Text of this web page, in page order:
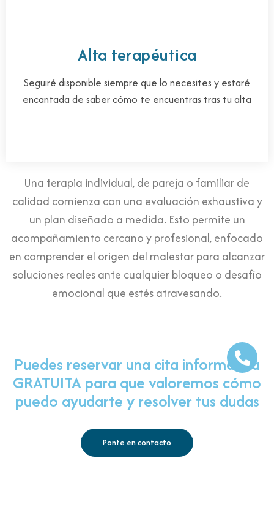
Alta terapéutica
Seguiré disponible siempre que lo necesites y estaré
encantada de saber cómo te encuentras tras tu alta
Una terapia individual, de pareja o familiar de
calidad comienza con una evaluación exhaustiva y
un plan diseñado a medida. Esto permite un
acompañamiento cercano y profesional, enfocado
en comprender el origen del malestar para alcanzar
soluciones reales ante cualquier bloqueo o desafío
emocional que estés atravesando.
Puedes reservar una cita informativa
GRATUITA para que valoremos cómo
puedo ayudarte y resolver tus dudas
Ponte en contacto